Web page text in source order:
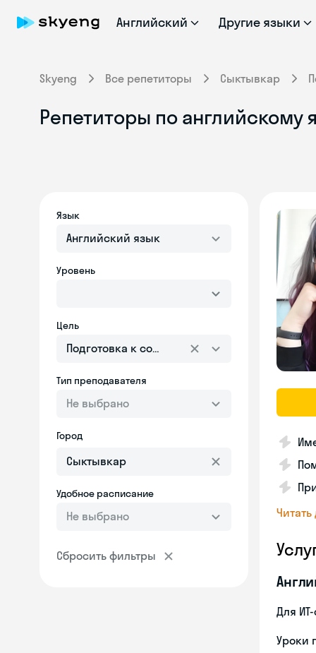
Английский Другие языки
Skyeng Все репетиторы Сыктывкар
Репетиторы по английскому
Язык
Английский язык
Уровень
Цель
Подготовка к собеседованию
Тип преподавателя
Не выбрано
Город
Удобное расписание
Не выбрано
Сбросить фильтры
Для
Уроки